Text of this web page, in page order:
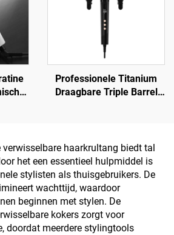
Professionele Titanium
Draagbare Triple Barrel
verwisselbare haarkrultang biedt tal
het een essentieel hulpmiddel is
stylisten als thuisgebruikers. De
wachttijd, waardoor
beginnen met stylen. De
kokers zorgt voor
doordat meerdere stylingtools